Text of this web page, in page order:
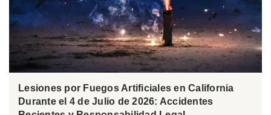
Lesiones por Fuegos Artificiales en California
Durante el 4 de Julio de 2026: Accidentes